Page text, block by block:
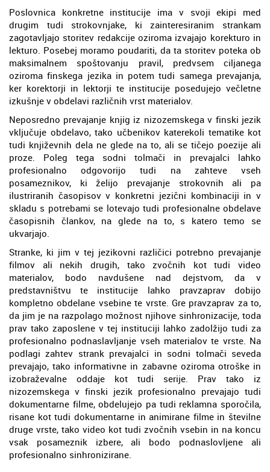
Poslovnica konkretne institucije ima v svoji ekipi med
drugim tudi strokovnjake, ki zainteresiranim strankam
zagotavljajo storitev redakcije oziroma izvajajo korekturo in
lekturo. Posebej moramo poudariti, da ta storitev poteka ob
maksimalnem spoštovanju pravil, predvsem ciljanega
oziroma finskega jezika in potem tudi samega prevajanja,
ker korektorji in lektorji te institucije posedujejo večletne
izkušnje v obdelavi različnih vrst materialov.
Neposredno prevajanje knjig iz nizozemskega v finski jezik
vključuje obdelavo, tako učbenikov katerekoli tematike kot
tudi književnih dela ne glede na to, ali se tičejo poezije ali
proze. Poleg tega sodni tolmači in prevajalci lahko
profesionalno odgovorijo tudi na zahteve vseh
posameznikov, ki želijo prevajanje strokovnih ali pa
ilustriranih časopisov v konkretni jezični kombinaciji in v
skladu s potrebami se lotevajo tudi profesionalne obdelave
časopisnih člankov, na glede na to, s katero temo se
ukvarjajo.
Stranke, ki jim v tej jezikovni različici potrebno prevajanje
filmov ali nekih drugih, tako zvočnih kot tudi video
materialov, bodo navdušene nad dejstvom, da v
predstavništvu te institucije lahko pravzaprav dobijo
kompletno obdelane vsebine te vrste. Gre pravzaprav za to,
da jim je na razpolago možnost njihove sinhronizacije, toda
prav tako zaposlene v tej instituciji lahko zadolžijo tudi za
profesionalno podnaslavljanje vseh materialov te vrste. Na
podlagi zahtev strank prevajalci in sodni tolmači seveda
prevajajo, tako informativne in zabavne oziroma otroške in
izobraževalne oddaje kot tudi serije. Prav tako iz
nizozemskega v finski jezik profesionalno prevajajo tudi
dokumentarne filme, obdelujejo pa tudi reklamna sporočila,
risane kot tudi dokumentarne in animirane filme in številne
druge vrste, tako video kot tudi zvočnih vsebin in na koncu
vsak posameznik izbere, ali bodo podnaslovljene ali
profesionalno sinhronizirane.